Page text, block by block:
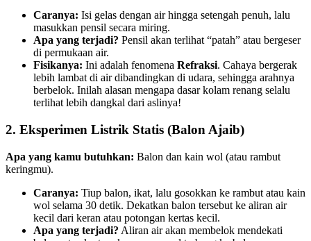
Caranya: Isi gelas dengan air hingga setengah penuh, lalu
masukkan pensil secara miring.
Apa yang terjadi? Pensil akan terlihat “patah” atau bergeser
di permukaan air.
Fisikanya: Ini adalah fenomena Refraksi. Cahaya bergerak
lebih lambat di air dibandingkan di udara, sehingga arahnya
berbelok. Inilah alasan mengapa dasar kolam renang selalu
terlihat lebih dangkal dari aslinya!
2. Eksperimen Listrik Statis (Balon Ajaib)
Apa yang kamu butuhkan: Balon dan kain wol (atau rambut
keringmu).
Caranya: Tiup balon, ikat, lalu gosokkan ke rambut atau kain
wol selama 30 detik. Dekatkan balon tersebut ke aliran air
kecil dari keran atau potongan kertas kecil.
Apa yang terjadi? Aliran air akan membelok mendekati